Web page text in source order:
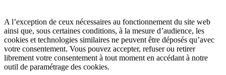
A l’exception de ceux nécessaires au fonctionnement du site web
ainsi que, sous certaines conditions, à la mesure d’audience, les
cookies et technologies similaires ne peuvent être déposés qu’avec
votre consentement. Vous pouvez accepter, refuser ou retirer
librement votre consentement à tout moment en accédant à notre
outil de paramétrage des cookies.